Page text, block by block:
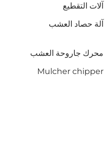
آلات التقطيع
آلة حصاد العشب
محرك جاروحة العشب
Mulcher chipper